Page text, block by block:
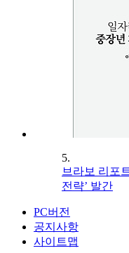
5.
브라보 리포
전략’ 발간
PC버전
공지사항
사이트맵